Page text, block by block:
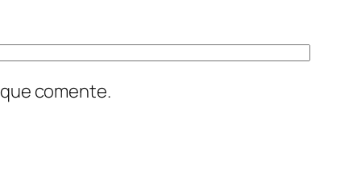
comente.